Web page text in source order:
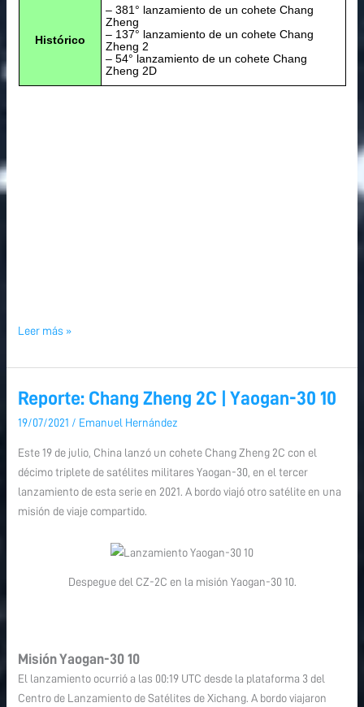
Histórico
– 381° lanzamiento de un cohete Chang
Zheng
– 137° lanzamiento de un cohete Chang
Zheng 2
– 54° lanzamiento de un cohete Chang
Zheng 2D
Leer más »
Reporte: Chang Zheng 2C | Yaogan-30 10
19/07/2021 / Emanuel Hernández
Este 19 de julio, China lanzó un cohete Chang Zheng 2C con el
décimo triplete de satélites militares Yaogan-30, en el tercer
lanzamiento de esta serie en 2021. A bordo viajó otro satélite en una
misión de viaje compartido.
Despegue del CZ-2C en la misión Yaogan-30 10.
Misión Yaogan-30 10
El lanzamiento ocurrió a las 00:19 UTC desde la plataforma 3 del
Centro de Lanzamiento de Satélites de Xichang. A bordo viajaron
Reporte:
2C
|
Yaogan-
30